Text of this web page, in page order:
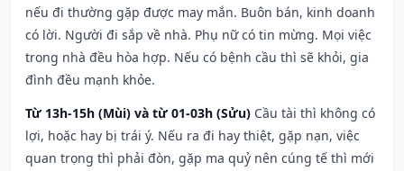
nếu đi thường gặp được may mắn. Buôn bán, kinh doanh
có lời. Người đi sắp về nhà. Phụ nữ có tin mừng. Mọi việc
trong nhà đều hòa hợp. Nếu có bệnh cầu thì sẽ khỏi, gia
đình đều mạnh khỏe.
Từ 13h-15h (Mùi) và từ 01-03h (Sửu) Cầu tài thì không có
lợi, hoặc hay bị trái ý. Nếu ra đi hay thiệt, gặp nạn, việc
quan trọng thì phải đòn, gặp ma quỷ nên cúng tế thì mới